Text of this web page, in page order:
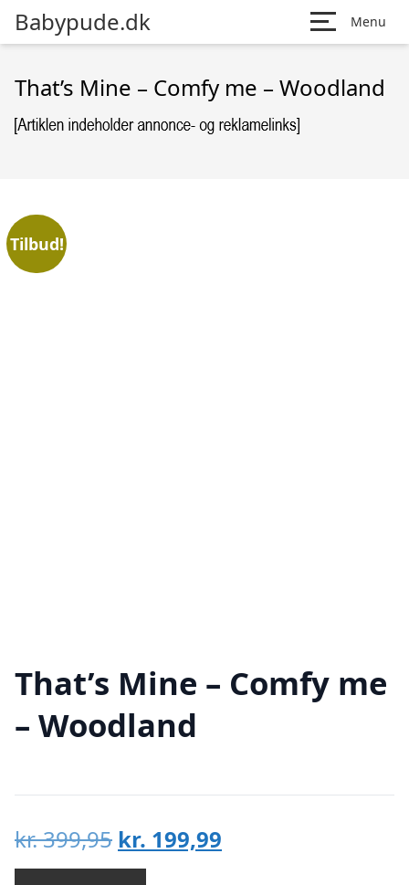
Babypude.dk Menu
That’s Mine – Comfy me – Woodland
Tilbud!
That’s Mine – Comfy me
– Woodland
kr.399,95 Den
oprindelige
kr. 199,99